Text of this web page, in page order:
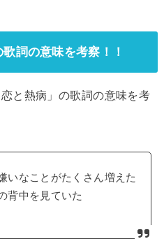
詞の意味を考察！！
と熱病」の歌詞の意味を考
いなことがたくさん増えた
背中を見ていた